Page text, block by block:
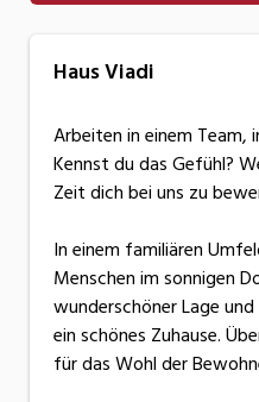
Haus Viadi
Arbeiten in einem
Kennst du das Gefühl?
Zeit dich bei uns zu
In einem familiären
Menschen im sonnigen
wunderschöner Lage
ein schönes Zuhause.
für das Wohl der